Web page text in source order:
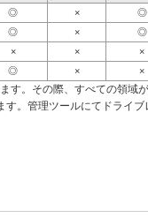
◎ × ◎
◎ × ◎
× × ×
◎ × ×
す。その際、すべての領域
。管理ツールにてドライ